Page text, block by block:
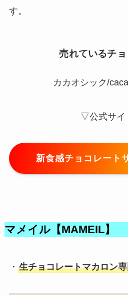
す。
売れているチ
カカオシック/
▽公式サ
新食感チョコレート
マメイル【MAMEIL】
・ 生チョコレートマカロン